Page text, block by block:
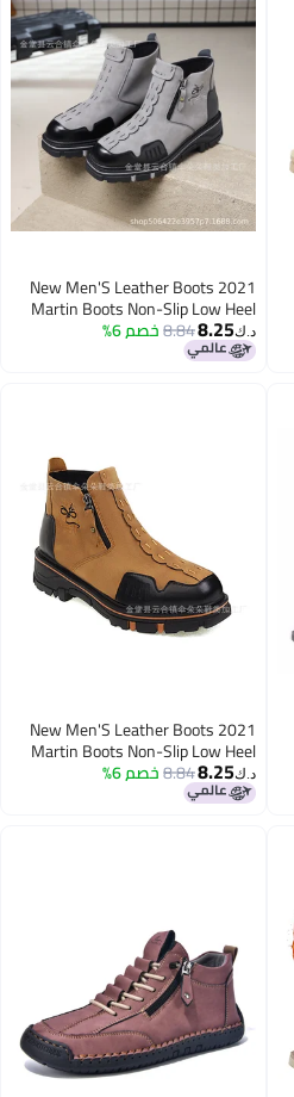
2021 New Men'S Leather Boots
Martin Boots Non-Slip Low Heel
Men'S And Women'S Boots
د.ك‏8.25
8.84خصم 6%
2021 New Men'S Leather Boots
Martin Boots Non-Slip Low Heel
Men'S And Women'S Boots
د.ك‏8.25
8.84خصم 6%